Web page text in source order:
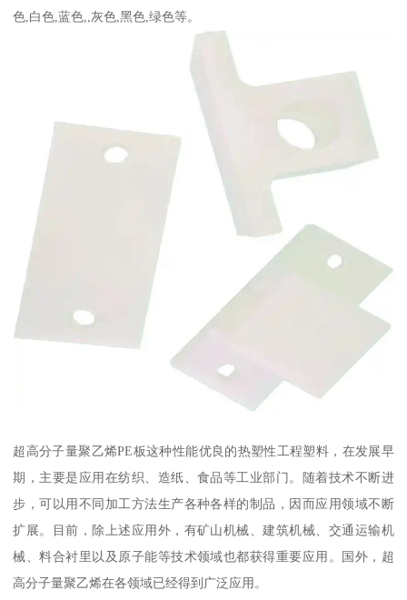
色,白色,蓝色,,灰色,黑色,绿色等。
超高分子量聚乙烯PE板这种性能优良的热塑性工程塑料，在发展早
期，主要是应用在纺织、造纸、食品等工业部门。随着技术不断进
步，可以用不同加工方法生产各种各样的制品，因而应用领域不断
扩展。目前，除上述应用外，有矿山机械、建筑机械、交通运输机
械、料合衬里以及原子能等技术领域也都获得重要应用。国外，超
高分子量聚乙烯在各领域已经得到广泛应用。